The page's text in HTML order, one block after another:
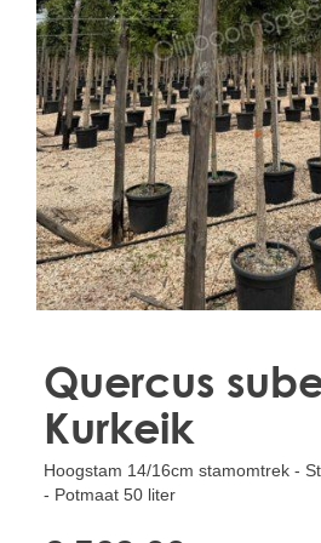
Treesafe
VORSTBESCHERMINGVOORBOMEN.NL
WINTERSCHUTZFUERBAEUME.DE
FROSTPROTECTIONFORTREES.CO.UK
Terracotta
TERRACOTTA.NL
TERRACOTTA.BE
TERRAKOTTA.DE
Quercus
Kurkeik
Hoogstam 14/16cm stamomtrek -
- Potmaat 50 liter